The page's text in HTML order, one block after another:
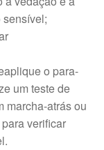
sensível;
o para-
um teste de
marcha-atrás ou
verificar